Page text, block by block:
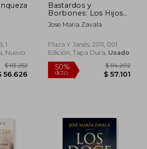
1
Nuevo
Bastardos y
Borbones: Los Hijos
Desconocidos de la
Dinastía (Obras
Jose Maria Zavala
Plaza Y Janés, 2011, 001
Edición, Tapa Dura, Usado